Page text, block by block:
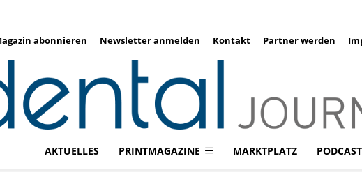
abonnieren Newsletter anmelden Kontakt Partner werden
AKTUELLES PRINTMAGAZINE MARKTPLATZ